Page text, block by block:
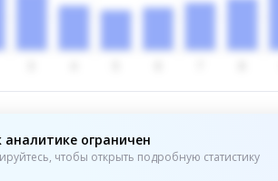
аналитике ограничен
чтобы открыть подробную статистику